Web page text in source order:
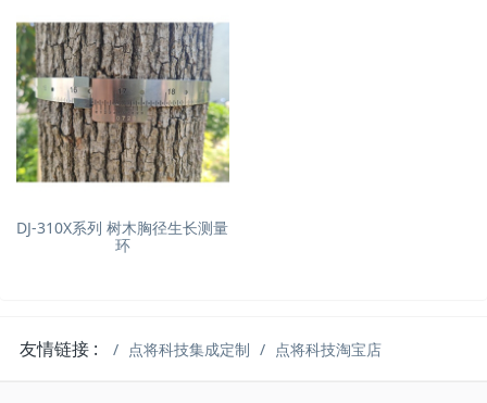
DJ-310X系列 树木胸径生长测量
环
友情链接 : 点将科技集成定制 点将科技淘宝店